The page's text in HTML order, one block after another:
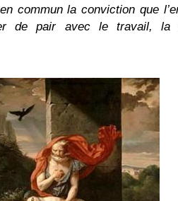
commun la conviction que
de pair avec le travail, la